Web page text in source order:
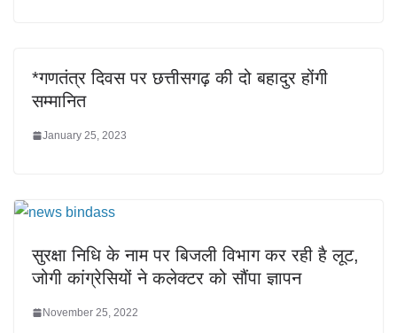
*गणतंत्र दिवस पर छत्तीसगढ़ की दो बहादुर होंगी
सम्मानित
January 25, 2023
सुरक्षा निधि के नाम पर बिजली विभाग कर रही है लूट,
जोगी कांग्रेसियों ने कलेक्टर को सौंपा ज्ञापन
November 25, 2022